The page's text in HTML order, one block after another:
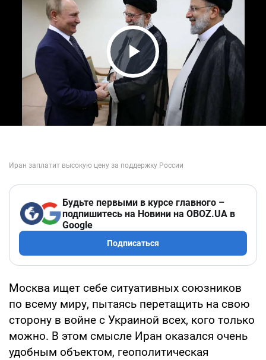
Play Video
Будьте первыми в курсе главного –
подпишитесь на Новини на OBOZ.UA в
Google
Подписаться
Москва ищет себе ситуативных союзников
по всему миру, пытаясь перетащить на свою
сторону в войне с Украиной всех, кого только
можно. В этом смысле Иран оказался очень
удобным объектом, геополитическая